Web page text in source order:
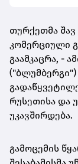
თურქეთმა
კომერციული
გაამკაცრა, -
("ბლუმბერგი")
რუსეთისა და
უკავშირდება.
გამოცემის